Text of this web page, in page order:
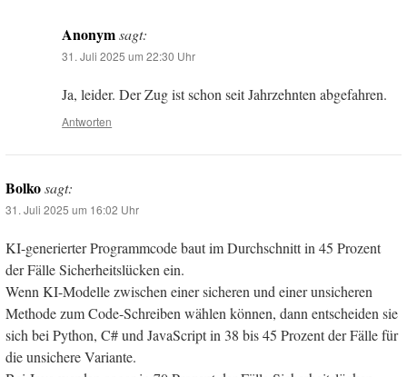
Anonymsagt:
31. Juli 2025 um 22:30 Uhr
Ja, leider. Der Zug ist schon seit Jahrzehnten abgefahren.
Antworten
Bolkosagt:
31. Juli 2025 um 16:02 Uhr
KI-generierter Programmcode baut im Durchschnitt in 45 Prozent
der Fälle Sicherheitslücken ein.
Wenn KI-Modelle zwischen einer sicheren und einer unsicheren
Methode zum Code-Schreiben wählen können, dann entscheiden sie
sich bei Python, C# und JavaScript in 38 bis 45 Prozent der Fälle für
die unsichere Variante.